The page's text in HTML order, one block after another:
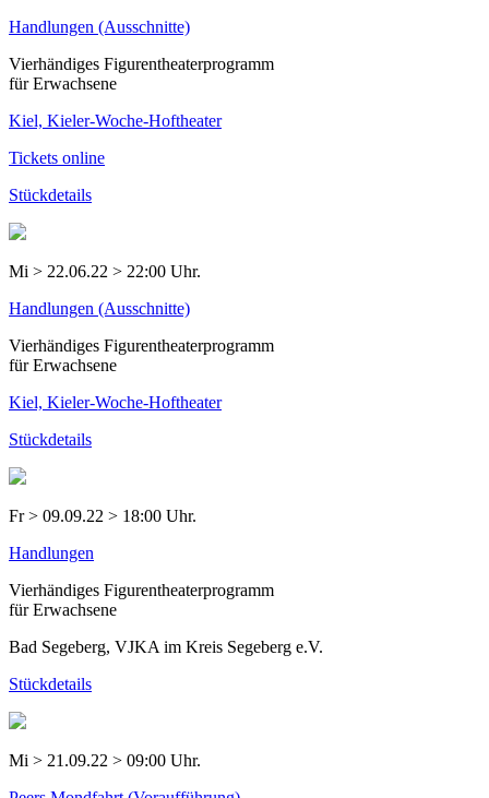
Handlungen (Ausschnitte)
Vierhändiges Figurentheaterprogramm
für Erwachsene
Kiel, Kieler-Woche-Hoftheater
Tickets online
Stückdetails
Mi > 22.06.22 > 22:00 Uhr.
Handlungen (Ausschnitte)
Vierhändiges Figurentheaterprogramm
für Erwachsene
Kiel, Kieler-Woche-Hoftheater
Stückdetails
Fr > 09.09.22 > 18:00 Uhr.
Handlungen
Vierhändiges Figurentheaterprogramm
für Erwachsene
Bad Segeberg, VJKA im Kreis Segeberg e.V.
Stückdetails
Mi > 21.09.22 > 09:00 Uhr.